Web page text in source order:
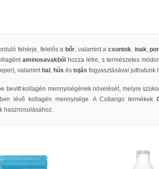
fehérje, felelős a bőr, valamint acsontok, inak,
aminosavakból hozza létre, s természetes
valamint hal , hús és tojás fogyasztásával juthatunk
bevitt kollagén mennyiségének növelését, melyre
lévő kollagén mennyisége. A Collango termékek
hasznosulásához.